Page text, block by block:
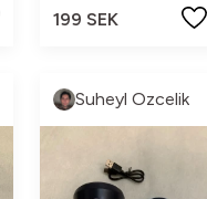
199 SEK
Suheyl Ozcelik